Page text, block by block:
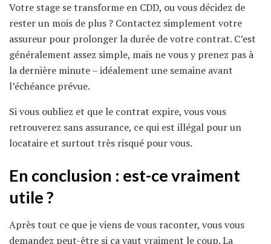
Votre stage se transforme en CDD, ou vous décidez de
rester un mois de plus ? Contactez simplement votre
assureur pour prolonger la durée de votre contrat. C’est
généralement assez simple, mais ne vous y prenez pas à
la dernière minute – idéalement une semaine avant
l’échéance prévue.
Si vous oubliez et que le contrat expire, vous vous
retrouverez sans assurance, ce qui est illégal pour un
locataire et surtout très risqué pour vous.
En conclusion : est-ce vraiment
utile ?
Après tout ce que je viens de vous raconter, vous vous
demandez peut-être si ça vaut vraiment le coup. La